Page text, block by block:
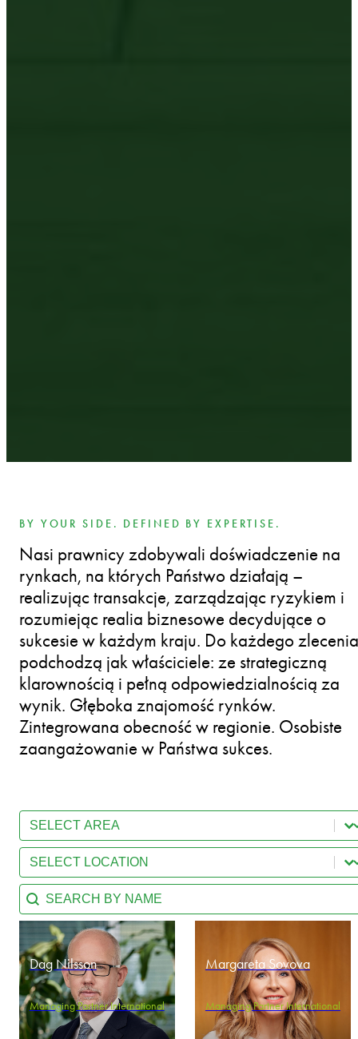
BY YOUR SIDE. DEFINED BY EXPERTISE.
Nasi prawnicy zdobywali doświadczenie na
rynkach, na których Państwo działają –
realizując transakcje, zarządzając ryzykiem i
rozumiejąc realia biznesowe decydujące o
sukcesie w każdym kraju. Do każdego zlecenia
podchodzą jak właściciele: ze strategiczną
klarownością i pełną odpowiedzialnością za
wynik. Głęboka znajomość rynków.
Zintegrowana obecność w regionie. Osobiste
zaangażowanie w Państwa sukces.
Team - Practice Area
Select content
Team - Location
Select content
Team - Search by name
Search content
Dag Nilsson
Managing Partner International
Margareta Sovova
Managing Partner International